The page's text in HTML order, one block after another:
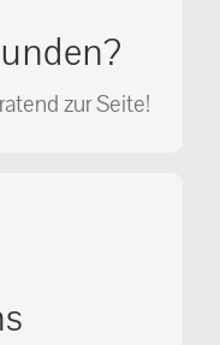
zur Seite!
retten!
e.V.
retten!